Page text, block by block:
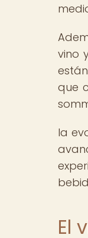
vino
que
la
El